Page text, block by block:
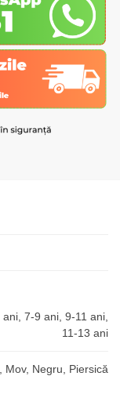
7-9 ani, 9-11 ani,
11-13 ani
Mov, Negru, Piersică